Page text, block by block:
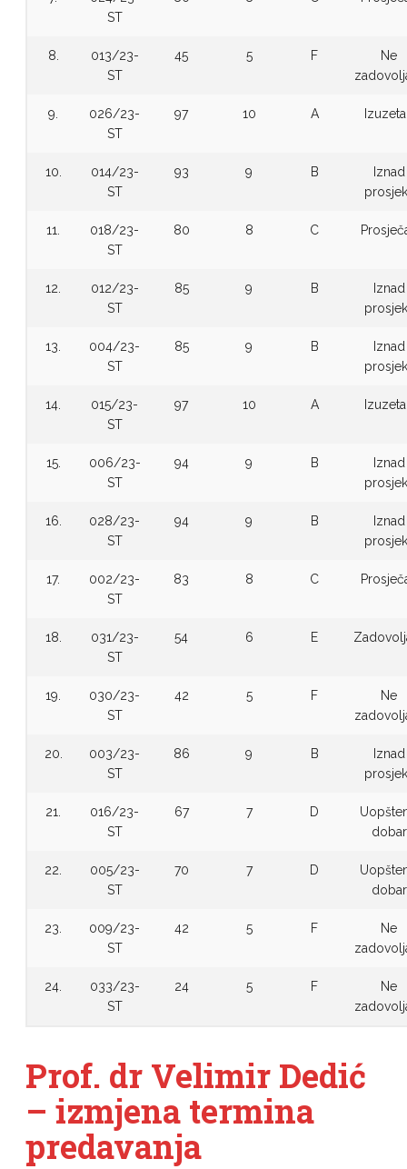
ST
8.
013/23-
ST
45 5 F
Ne
9.
026/23-
ST
97 10 A
10.
014/23-
ST
93 9 B
Iznad
11.
018/23-
ST
80 8 C
12.
012/23-
ST
85 9 B
Iznad
13.
004/23-
ST
85 9 B
Iznad
14.
015/23-
ST
97 10 A
15.
006/23-
ST
94 9 B
Iznad
16.
028/23-
ST
94 9 B
Iznad
17.
002/23-
ST
83 8 C
18.
031/23-
ST
54 6 E
19.
030/23-
ST
42 5 F
Ne
20.
003/23-
ST
86 9 B
Iznad
21.
016/23-
ST
67 7 D
dobar
22.
005/23-
ST
70 7 D
dobar
23.
009/23-
ST
42 5 F
Ne
24.
033/23-
ST
24 5 F
Ne
Prof. dr Velimir Dedić
– izmjena termina
predavanja